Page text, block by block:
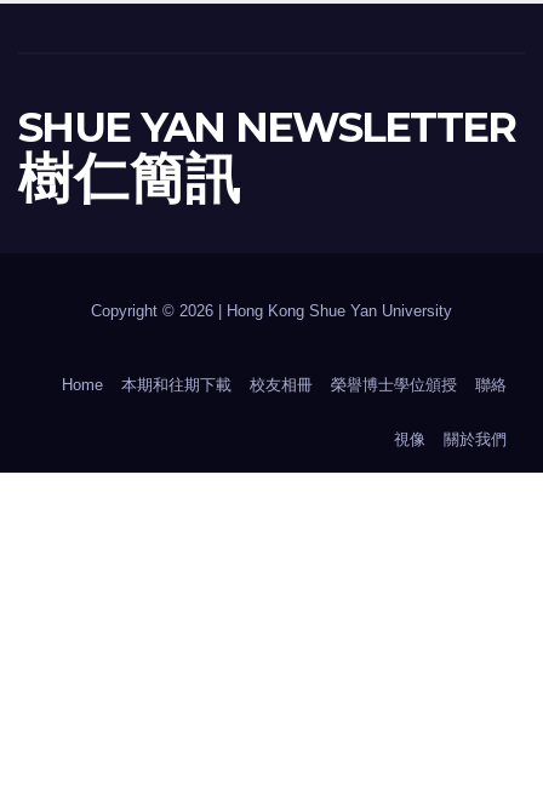
SHUE YAN NEWSLETTER
樹 仁 簡 訊
Copyright © 2026 | Hong Kong Shue Yan University
Home 本期和往期下載 校友相冊 榮譽博士學位頒授 聯絡
視像 關於我們